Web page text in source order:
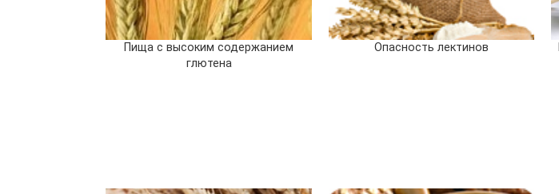
Пища с высоким содержанием
глютена
Опасность лектинов